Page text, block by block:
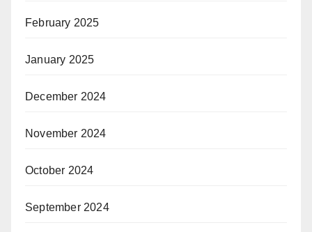
February 2025
January 2025
December 2024
November 2024
October 2024
September 2024